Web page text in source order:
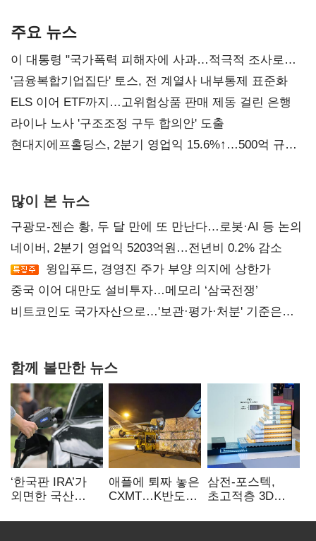
주요 뉴스
이 대통령 "국가폭력 피해자에 사과…적극적 조사로
진실 밝혀야"
'금융복합기업집단' 토스, 전 계열사 내부통제 표준화
ELS 이어 ETF까지…고위험상품 판매 제동 걸린 은행
라이나 노사 '구조조정 구두 합의안' 도출
현대지에프홀딩스, 2분기 영업익 15.6%↑…500억 규모
많이 본 뉴스
구광모-젠슨 황, 두 달 만에 또 만난다…로봇·AI 등 논의
네이버, 2분기 영업익 5203억원…전년비 0.2% 감소
윙입푸드, 경영진 주가 부양 의지에 상한가
중국 이어 대만도 설비투자…메모리 ‘삼국전쟁’
비트코인도 국가자산으로…'보관·평가·처분' 기준은
함께 볼만한 뉴스
‘한국판 IRA’가
외면한 국산
실효성에 ‘의문’
애플에 퇴짜 놓은
CXMT…K반도체
삼전-포스텍,
초고적층 3D
성능·전력효율